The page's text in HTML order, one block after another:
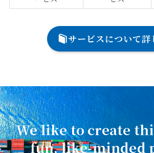
サービスについて詳
We like to create
fun, like-minded